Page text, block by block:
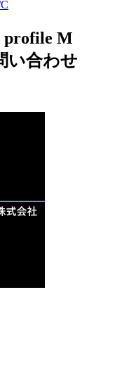
profile M
い合わせ